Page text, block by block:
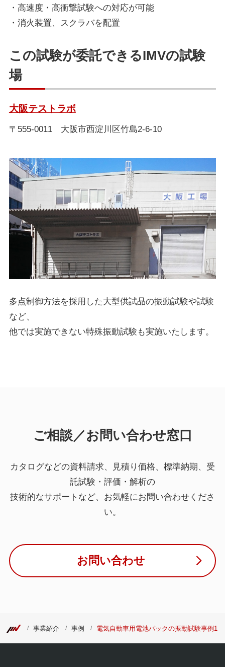
・高速度・高衝撃試験への対応が可能
・消火装置、スクラバを配置
この試験が委託できるIMVの試験
場
大阪テストラボ
〒555-0011 大阪市西淀川区竹島2-6-10
多点制御方法を採用した大型供試品の振動試験や試験
など、
他では実施できない特殊振動試験も実施いたします。
ご相談／お問い合わせ窓口
カタログなどの資料請求、見積り価格、標準納期、受
託試験・評価・解析の
技術的なサポートなど、お気軽にお問い合わせくださ
い。
お問い合わせ
事業紹介 事例 電気自動車用電池パックの振動試験事例1